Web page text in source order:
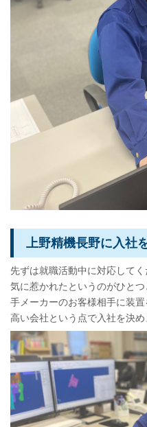
上野精機長野に入社
先ずは就職活動中に対応して
気に惹かれたというのがひと
手メーカーのお客様相手に装
高い会社という点で入社を決め